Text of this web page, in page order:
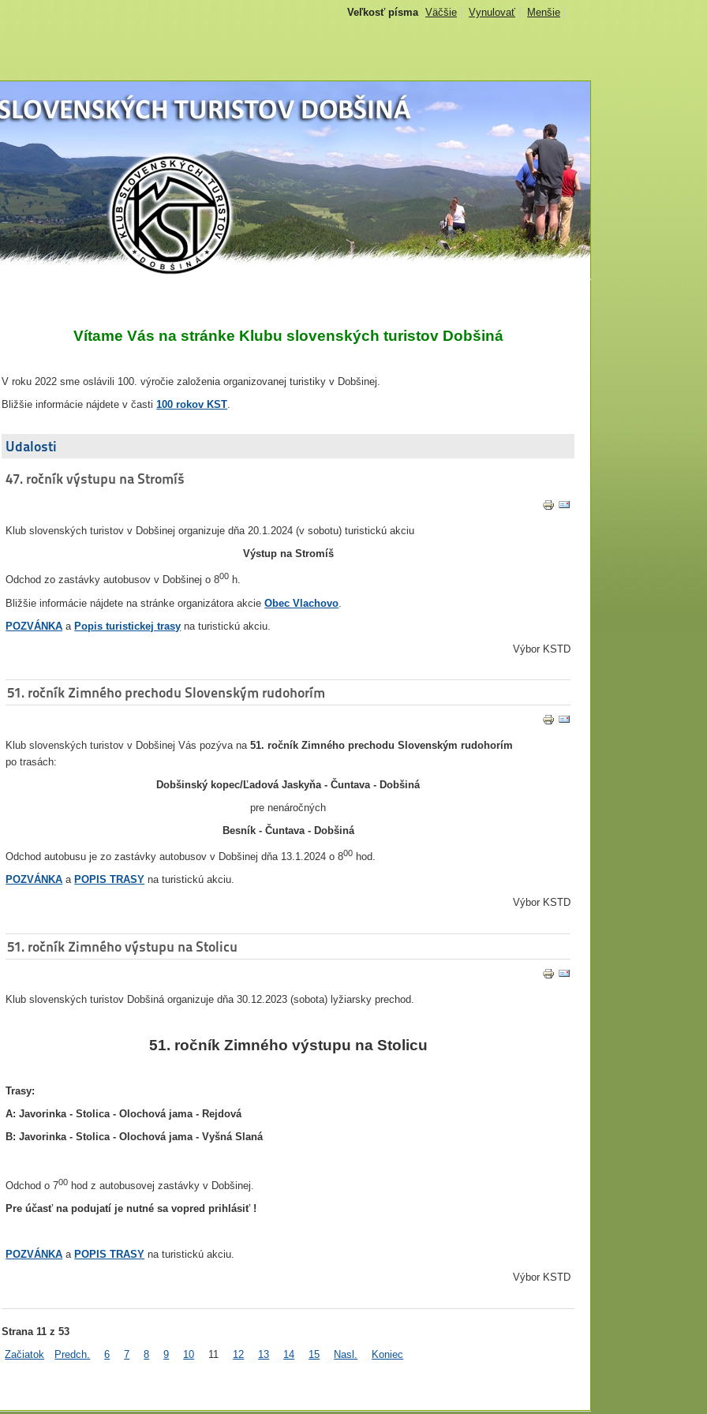
Veľkosť písma Väčšie Vynulovať Menšie
Vítame Vás na stránke Klubu slovenských turistov Dobšiná
V roku 2022 sme oslávili 100. výročie založenia organizovanej turistiky v Dobšinej.
Bližšie informácie nájdete v časti100 rokov KST.
Udalosti
47. ročník výstupu na Stromíš
Klub slovenských turistov v Dobšinej organizuje dňa 20.1.2024 (v sobotu) turistickú akciu
Výstup na Stromíš
Odchod zo zastávky autobusov v Dobšinej o 800 h.
Bližšie informácie nájdete na stránke organizátora akcieObec Vlachovo
POZVÁNKA aPopis turistickej trasy na turistickú akciu.
Výbor KSTD
51. ročník Zimného prechodu Slovenským rudohorím
Klub slovenských turistov v Dobšinej Vás pozýva na51. ročník Zimného prechodu Slovenským rudohorím
po trasách:
Dobšinský kopec/Ľadová Jaskyňa - Čuntava - Dobšiná
pre nenáročných
Besník - Čuntava - Dobšiná
Odchod autobusu je zo zastávky autobusov v Dobšinej dňa 13.1.2024 o 800 hod.
POZVÁNKA a POPIS TRASY na turistickú akciu.
Výbor KSTD
51. ročník Zimného výstupu na Stolicu
Klub slovenských turistov Dobšiná organizuje dňa 30.12.2023 (sobota) lyžiarsky prechod.
51. ročník Zimného výstupu na Stolicu
Trasy:
A: Javorinka - Stolica - Olochová jama - Rejdová
B: Javorinka - Stolica - Olochová jama - Vyšná Slaná
Odchod o 700 hod z autobusovej zastávky v Dobšinej.
Pre účasť na podujatí je nutné sa vopred prihlásiť !
POZVÁNKA a POPIS TRASY na turistickú akciu.
Výbor KSTD
Strana 11 z 53
Začiatok
Predch. 6 7 8 9 10 11 12 13 14 15 Nasl. Koniec